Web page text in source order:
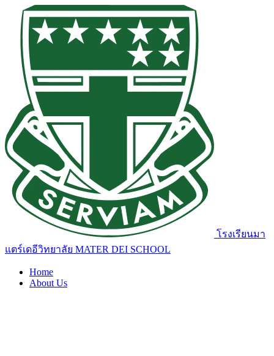
โรงเรียนมา
แตร์เดอีวิทยาลัย MATER DEI SCHOOL
Home
About Us